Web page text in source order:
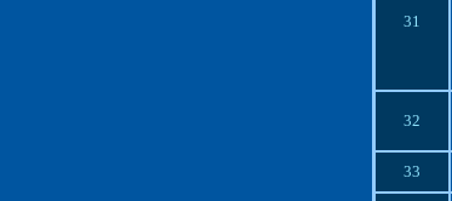
31
32
33